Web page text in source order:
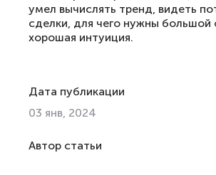
умел вычислять тренд, видеть
сделки, для чего нужны большой
хорошая интуиция.
Дата публикации
03 янв, 2024
Автор статьи